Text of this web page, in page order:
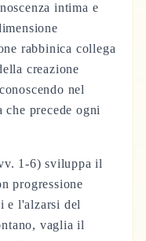
intima e
rabbinica collega
creazione
nel
precede ogni
1-6) sviluppa il
progressione
e l'alzarsi del
vaglia il